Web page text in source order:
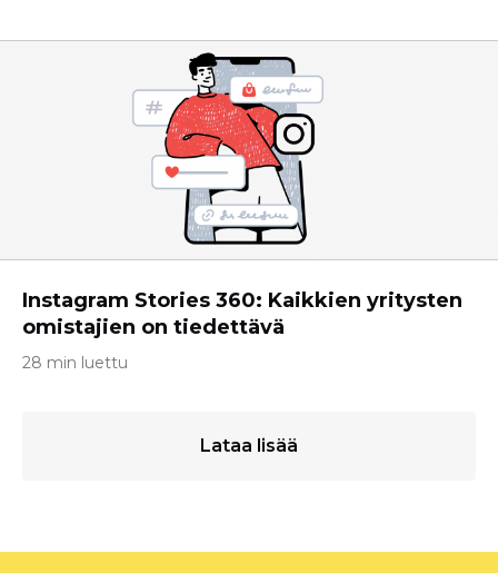
Instagram Stories 360: Kaikkien yritysten
omistajien on tiedettävä
28 min luettu
Lataa lisää